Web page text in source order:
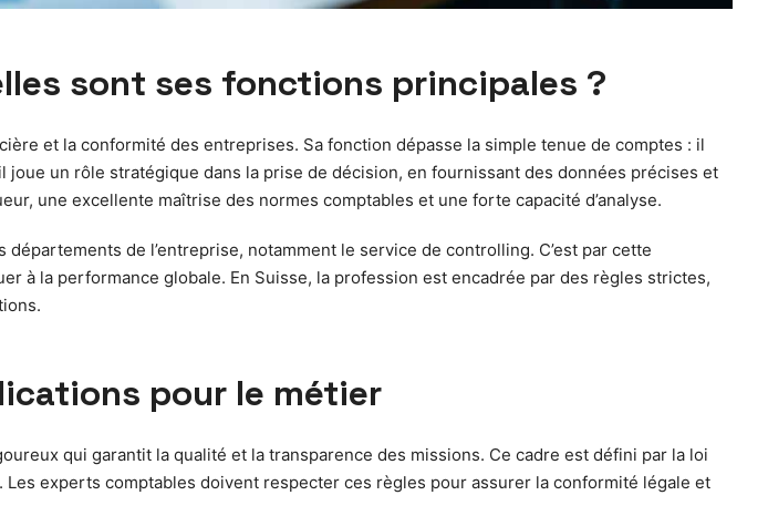
sont ses fonctions principales ?
et la conformité des entreprises. Sa fonction dépasse la simple tenue de comptes : il
un rôle stratégique dans la prise de décision, en fournissant des données précises et
une excellente maîtrise des normes comptables et une forte capacité d’analyse.
de l’entreprise, notamment le service de controlling. C’est par cette
à la performance globale. En Suisse, la profession est encadrée par des règles strictes,
pour le métier
qui garantit la qualité et la transparence des missions. Ce cadre est défini par la loi
experts comptables doivent respecter ces règles pour assurer la conformité légale et